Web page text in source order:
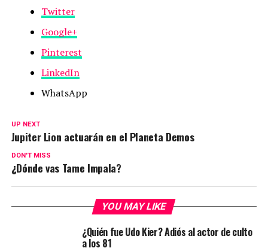
Twitter
Google+
Pinterest
LinkedIn
WhatsApp
UP NEXT
Jupiter Lion actuarán en el Planeta Demos
DON'T MISS
¿Dónde vas Tame Impala?
YOU MAY LIKE
¿Quién fue Udo Kier? Adiós al actor de culto
a los 81